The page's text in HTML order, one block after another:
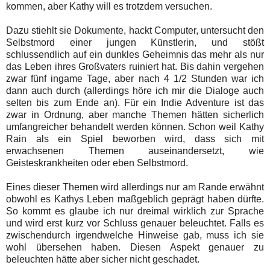
kommen, aber Kathy will es trotzdem versuchen.
Dazu stiehlt sie Dokumente, hackt Computer, untersucht den
Selbstmord einer jungen Künstlerin, und stößt
schlussendlich auf ein dunkles Geheimnis das mehr als nur
das Leben ihres Großvaters ruiniert hat. Bis dahin vergehen
zwar fünf ingame Tage, aber nach 4 1/2 Stunden war ich
dann auch durch (allerdings höre ich mir die Dialoge auch
selten bis zum Ende an). Für ein Indie Adventure ist das
zwar in Ordnung, aber manche Themen hätten sicherlich
umfangreicher behandelt werden können. Schon weil Kathy
Rain als ein Spiel beworben wird, dass sich mit
erwachsenen Themen auseinandersetzt, wie
Geisteskrankheiten oder eben Selbstmord.
Eines dieser Themen wird allerdings nur am Rande erwähnt
obwohl es Kathys Leben maßgeblich geprägt haben dürfte.
So kommt es glaube ich nur dreimal wirklich zur Sprache
und wird erst kurz vor Schluss genauer beleuchtet. Falls es
zwischendurch irgendwelche Hinweise gab, muss ich sie
wohl übersehen haben. Diesen Aspekt genauer zu
beleuchten hätte aber sicher nicht geschadet.